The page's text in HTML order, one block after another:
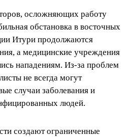
осложняющих работу
обстановка в восточных
Итури продолжаются
а медицинские учреждения
нападениям. Из-за проблем
не всегда могут
случаи заболевания и
людей.
создают ограниченные